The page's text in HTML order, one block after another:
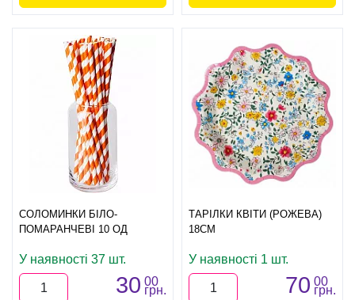
СОЛОМИНКИ БІЛО-
ПОМАРАНЧЕВІ 10 ОД
У наявності 37 шт.
30 00
грн.
ТАРІЛКИ КВІТИ (РОЖЕВА)
18СМ
У наявності 1 шт.
70 00
грн.